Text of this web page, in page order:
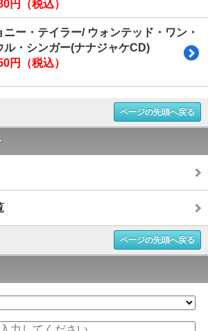
円（税込）
ニー・テイラー/ ウォンテッド・ワン・
ル・シンガー(ナナジャケCD)
円（税込）
ページの先頭へ戻る
ページの先頭へ戻る